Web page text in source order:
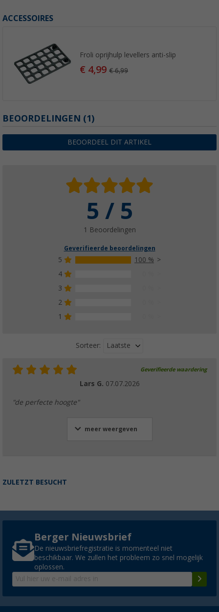
ACCESSOIRES
Froli oprijhulp levellers anti-slip
€ 4,99€ 6,99
BEOORDELINGEN (1)
BEOORDEEL DIT ARTIKEL
5 / 5
1 Beoordelingen
Geverifieerde beoordelingen
5
100 %
4
3
2
1
Sorteer: Laatste
Geverifieerde waardering
Lars G. 07.07.2026
"de perfecte hoogte"
meer weergeven
ZULETZT BESUCHT
Berger Nieuwsbrief
De nieuwsbriefregistratie is momenteel niet
beschikbaar. We zullen het probleem zo snel mogelijk
oplossen.